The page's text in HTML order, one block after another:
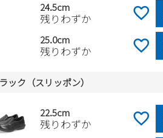
24.5cm
残りわずか
25.0cm
残りわずか
ック（スリッポン）
22.5cm
残りわずか